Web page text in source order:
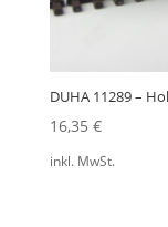
DUHA 11289 –
16,35 €
inkl. MwSt.